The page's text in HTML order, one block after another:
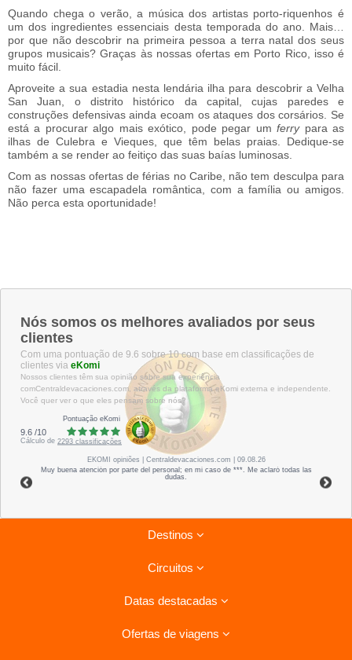
Quando chega o verão, a música dos artistas porto-riquenhos é
um dos ingredientes essenciais desta temporada do ano. Mais…
por que não descobrir na primeira pessoa a terra natal dos seus
grupos musicais? Graças às nossas ofertas em Porto Rico, isso é
muito fácil.
Aproveite a sua estadia nesta lendária ilha para descobrir a Velha
San Juan, o distrito histórico da capital, cujas paredes e
construções defensivas ainda ecoam os ataques dos corsários. Se
está a procurar algo mais exótico, pode pegar umferry para as
ilhas de Culebra e Vieques, que têm belas praias. Dedique-se
também a se render ao feitiço das suas baías luminosas.
Com as nossas ofertas de férias no Caribe, não tem desculpa para
não fazer uma escapadela romântica, com a família ou amigos.
Não perca esta oportunidade!
Nós somos os melhores avaliados por seus
clientes
Com uma pontuação de 9.6 sobre 10 com base em classificações de
clientes via eKomi
Nossos clientes têm sua opinião sobre sua experiência
comCentraldevacaciones.com, através da plataforma eKomi externa e independente.
Você quer ver o que eles pensam sobre nós?
Pontuação eKomi
9.6 /10
Cálculo de 2293 classificações
EKOMI opiniões
| Centraldevacaciones.com | 09.08.26
Muy buena atención por parte del personal; en mi caso de ***. Me aclaró todas las
dudas.
Destinos
Riviera Maya
Tenerife
Lanzarote
Circuitos
Circuitos Havana - Varadero
Circuitos por Itália
Datas destacadas
Oferta para o verão
Ofertas de viagens